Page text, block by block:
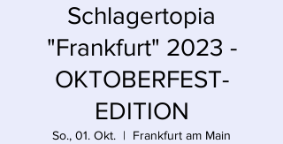
Schlagertopia
"Frankfurt" 2023 -
OKTOBERFEST-
EDITION
So., 01. Okt.
  |
Frankfurt am Main